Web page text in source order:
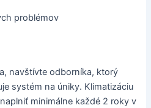
problémov
navštívte odborníka, ktorý
systém na úniky. Klimatizáciu
minimálne každé 2 roky v